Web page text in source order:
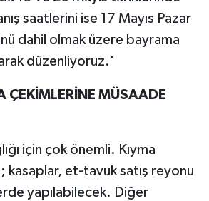
saatlerini ise 17 Mayıs Pazar
dahil olmak üzere bayrama
düzenliyoruz.'
ÇEKİMLERİNE MÜSAADE
için çok önemli. Kıyma
kasaplar, et-tavuk satış reyonu
yapılabilecek. Diğer